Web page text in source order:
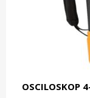
OSCILOSKOP